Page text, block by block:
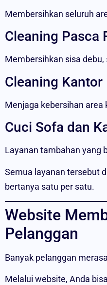
Membersihkan seluruh
Cleaning Pasca
Membersihkan sisa
Cleaning Kantor
Menjaga kebersihan
Cuci Sofa dan
Layanan tambahan yang
Semua layanan tersebut
bertanya satu per satu.
Website
Pelanggan
Banyak pelanggan
Melalui website, Anda